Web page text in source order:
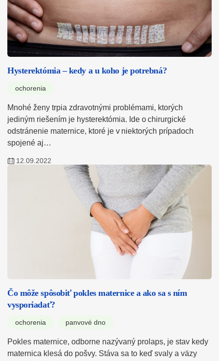
Hysterektómia – kedy a u koho je potrebná?
ochorenia
Mnohé ženy trpia zdravotnými problémami, ktorých
jediným riešením je hysterektómia. Ide o chirurgické
odstránenie maternice, ktoré je v niektorých prípadoch
spojené aj…
12.09.2022
Čo môže spôsobiť pokles maternice a ako sa s ním
vysporiadať?
ochorenia panvové dno
Pokles maternice, odborne nazývaný prolaps, je stav kedy
maternica klesá do pošvy. Stáva sa to keď svaly a väzy